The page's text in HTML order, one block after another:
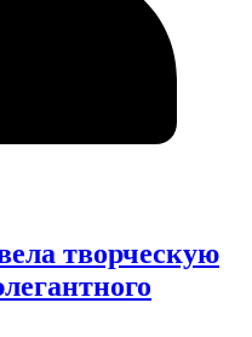
творческую